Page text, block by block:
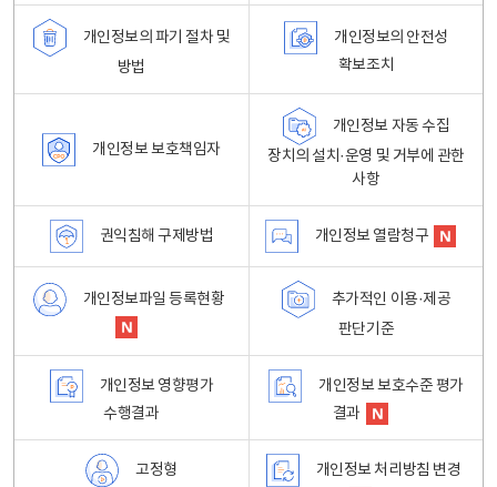
개인정보의 파기 절차 및
방법
개인정보의 안전성
확보조치
개인정보 보호책임자
개인정보 자동 수집
장치의 설치·운영 및 거부에 관한
사항
권익침해 구제방법 개인정보 열람청구
개인정보파일 등록현황
추가적인 이용·제공
판단기준
개인정보 영향평가
수행결과
개인정보 보호수준 평가
결과
고정형
개인정보 처리방침 변경